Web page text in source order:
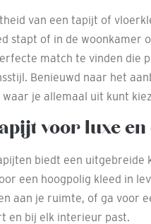
van een tapijt of
stapt of in de woonkamer
match te vinden die
Benieuwd naar het
je allemaal uit kunt
voor luxe
biedt een uitgebreide
een hoogpolig kleed in
aan je ruimte, of ga voor
en bij elk interieur past.